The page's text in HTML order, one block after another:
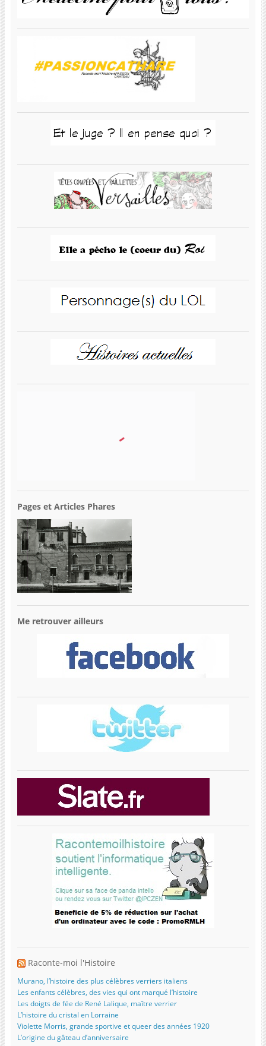
Pages et Articles Phares
Me retrouver ailleurs
Raconte-moi l'Histoire
Murano, l’histoire des plus célèbres verriers italiens
Les enfants célèbres, des vies qui ont marqué l’histoire
Les doigts de fée de René Lalique, maître verrier
L’histoire du cristal en Lorraine
Violette Morris, grande sportive et queer des années 1920
L’origine du gâteau d’anniversaire